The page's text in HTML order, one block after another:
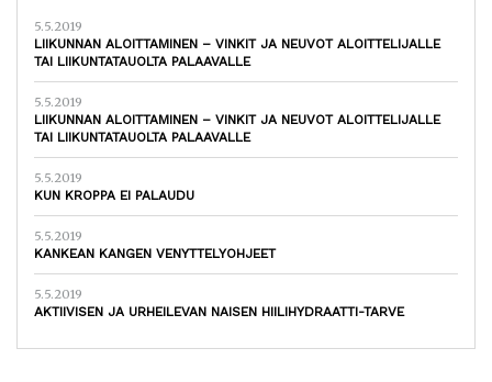
5.5.2019
LIIKUNNAN ALOITTAMINEN – VINKIT JA NEUVOT ALOITTELIJALLE
TAI LIIKUNTATAUOLTA PALAAVALLE
5.5.2019
LIIKUNNAN ALOITTAMINEN – VINKIT JA NEUVOT ALOITTELIJALLE
TAI LIIKUNTATAUOLTA PALAAVALLE
5.5.2019
KUN KROPPA EI PALAUDU
5.5.2019
KANKEAN KANGEN VENYTTELYOHJEET
5.5.2019
AKTIIVISEN JA URHEILEVAN NAISEN HIILIHYDRAATTI-TARVE